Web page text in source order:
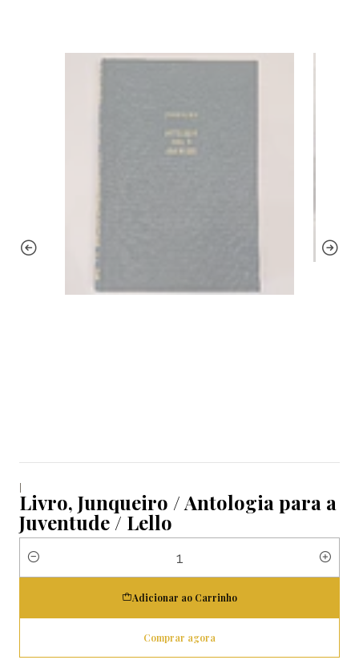
|
Livro, Junqueiro / Antologia para a
Juventude / Lello
Quantidade
Adicionar ao Carrinho
Comprar agora